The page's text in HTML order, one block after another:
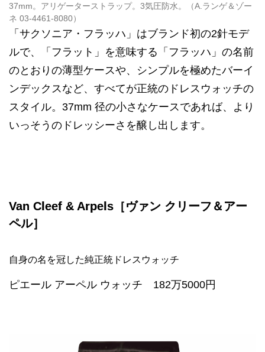
37mm。アリゲーターストラップ。3気圧防水。（A.ランゲ＆ゾー
ネ 03-4461-8080）
「サクソニア・フラッハ」はブランド初の2針モデ
ルで、「フラット」を意味する「フラッハ」の名前
のとおりの薄型ケースや、シンプルを極めたバーイ
ンデックスなど、すべてが正統のドレスウォッチの
スタイル。37mm 径の小さなケースであれば、より
いっそうのドレッシーさを醸し出します。
Van Cleef & Arpels［ヴァン クリーフ＆アー
ペル］
自身の名を冠した純正統ドレスウォッチ
ピエール アーペル ウォッチ 182万5000円